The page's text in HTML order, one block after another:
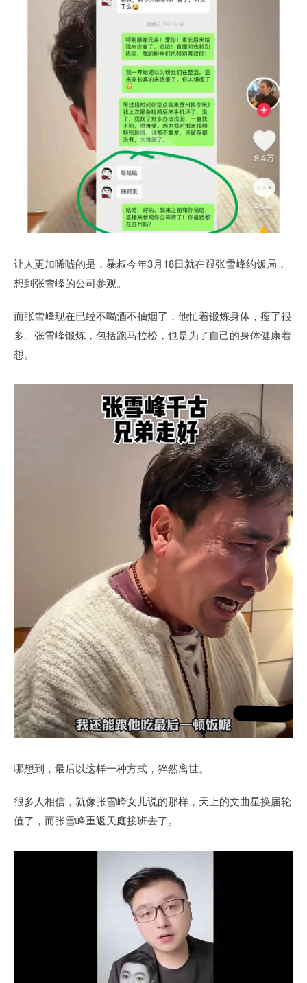
让人更加唏嘘的是，暴叔今年3月18日就在跟张雪峰约饭局，
想到张雪峰的公司参观。
而张雪峰现在已经不喝酒不抽烟了，他忙着锻炼身体，瘦了很
多。张雪峰锻炼，包括跑马拉松，也是为了自己的身体健康着
想。
哪想到，最后以这样一种方式，猝然离世。
很多人相信，就像张雪峰女儿说的那样，天上的文曲星换届轮
值了，而张雪峰重返天庭接班去了。